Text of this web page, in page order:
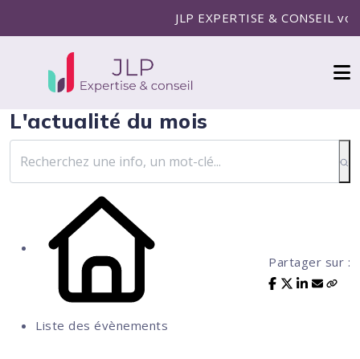
JLP EXPERTISE & CONSEIL
L'actualité du mois
Liste des évènements
Partager sur :